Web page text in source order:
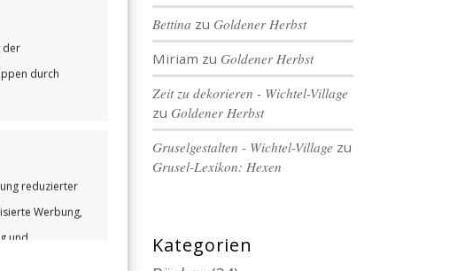
der
durch
reduzierter
Werbung,
und
Bettina zuGoldener Herbst
Miriam zuGoldener Herbst
Zeit zu dekorieren - Wichtel-Village
zuGoldener Herbst
Gruselgestalten - Wichtel-Village zu
Grusel-Lexikon: Hexen
Kategorien